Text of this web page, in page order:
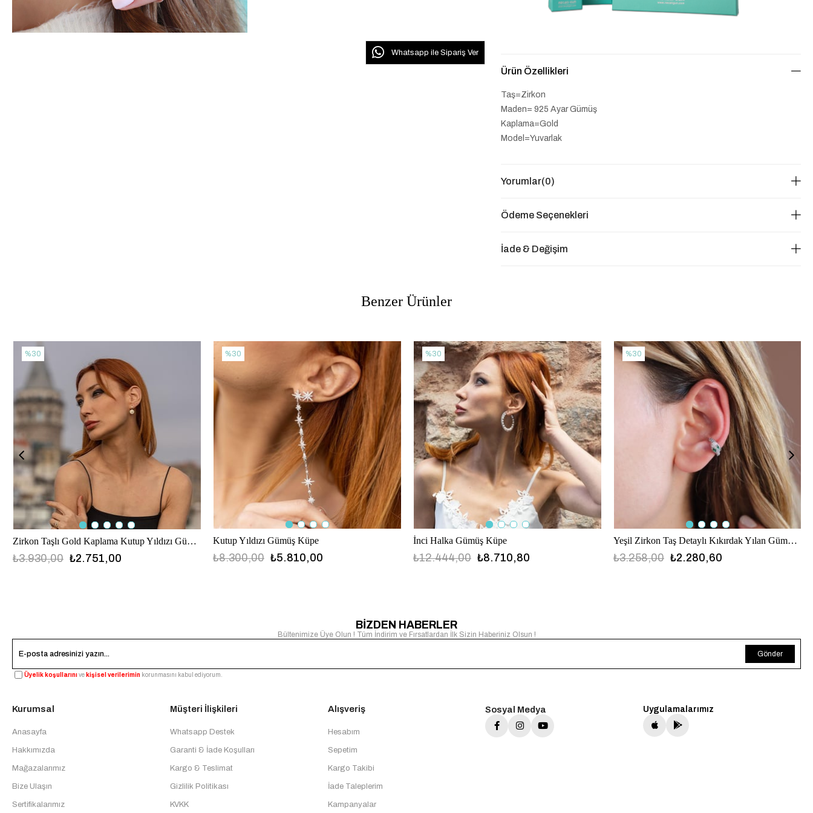
Whatsapp ile Sipariş Ver
Ürün Özellikleri
Taş=Zirkon
Maden= 925 Ayar Gümüş
Kaplama=Gold
Model=Yuvarlak
Yorumlar(0)
Ödeme Seçenekleri
İade & Değişim
Benzer Ürünler
Zirkon Taşlı Gold Kaplama Kutup Yıldızı Gümüş Küpe
₺2.751,00
₺3.930,00
%30
Kutup Yıldızı Gümüş Küpe
₺5.810,00
₺8.300,00
%30
İnci Halka Gümüş Küpe
₺8.710,80
₺12.444,00
%30
Yeşil Zirkon Taş Detaylı Kıkırdak Yılan Gümüş Küpe
₺2.280,60
₺3.258,00
%30
BİZDEN HABERLER
Bültenimize Üye Olun ! Tüm İndirim ve Fırsatlardan İlk Sizin Haberiniz Olsun !
Gönder
Üyelik koşullarınıve kişisel verilerimin korunmasını kabul ediyorum.
Kurumsal
Anasayfa
Hakkımızda
Mağazalarımız
Bize Ulaşın
Sertifikalarımız
Müşteri İlişkileri
Whatsapp Destek
Garanti & İade Koşulları
Kargo & Teslimat
Gizlilik Politikası
KVKK
Alışveriş
Hesabım
Sepetim
Kargo Takibi
İade Taleplerim
Kampanyalar
Sosyal Medya Uygulamalarımız